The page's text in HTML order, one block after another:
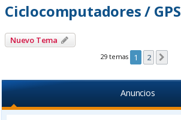
Ciclocomputadores / GPS
Nuevo Tema
29 temas 1 2
Anuncios